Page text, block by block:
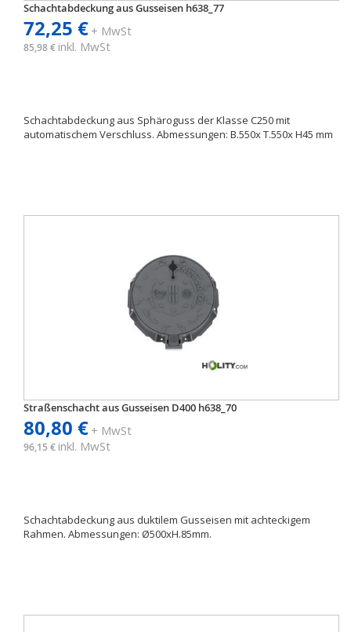
Schachtabdeckung aus Gusseisen h638_77
72,25 €+ MwSt
85,98 € inkl. MwSt
Schachtabdeckung aus Sphäroguss der Klasse C250 mit
automatischem Verschluss. Abmessungen: B.550x T.550x H45 mm
Straßenschacht aus Gusseisen D400 h638_70
80,80 €+ MwSt
96,15 € inkl. MwSt
Schachtabdeckung aus duktilem Gusseisen mit achteckigem
Rahmen. Abmessungen: Ø500xH.85mm.